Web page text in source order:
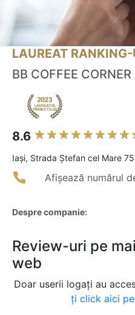
LAUREAT
BB COFFEE CORNER
8.6
Iaşi, Strada Ștefan cel Mare 75
Afișează numărul
Despre companie:
Review-uri pe
web
Doar userii logați au
ți click aici